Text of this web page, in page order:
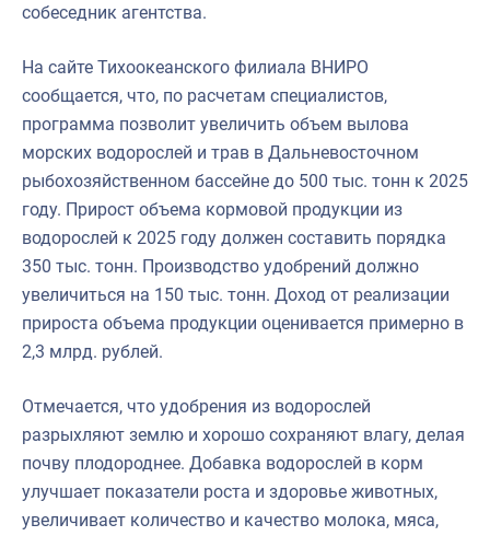
собеседник агентства.
На сайте Тихоокеанского филиала ВНИРО
сообщается, что, по расчетам специалистов,
программа позволит увеличить объем вылова
морских водорослей и трав в Дальневосточном
рыбохозяйственном бассейне до 500 тыс. тонн к 2025
году. Прирост объема кормовой продукции из
водорослей к 2025 году должен составить порядка
350 тыс. тонн. Производство удобрений должно
увеличиться на 150 тыс. тонн. Доход от реализации
прироста объема продукции оценивается примерно в
2,3 млрд. рублей.
Отмечается, что удобрения из водорослей
разрыхляют землю и хорошо сохраняют влагу, делая
почву плодороднее. Добавка водорослей в корм
улучшает показатели роста и здоровье животных,
увеличивает количество и качество молока, мяса,